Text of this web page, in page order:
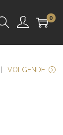
0
VOLGENDE